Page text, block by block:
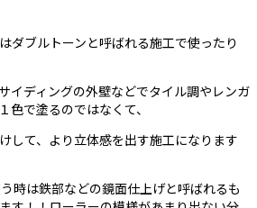
ダブルトーンと呼ばれる施工で使ったり
イディングの外壁などでタイル調やレンガ
色で塗るのではなくて、
して、より立体感を出す施工になります
時は鉄部などの鏡面仕上げと呼ばれるも